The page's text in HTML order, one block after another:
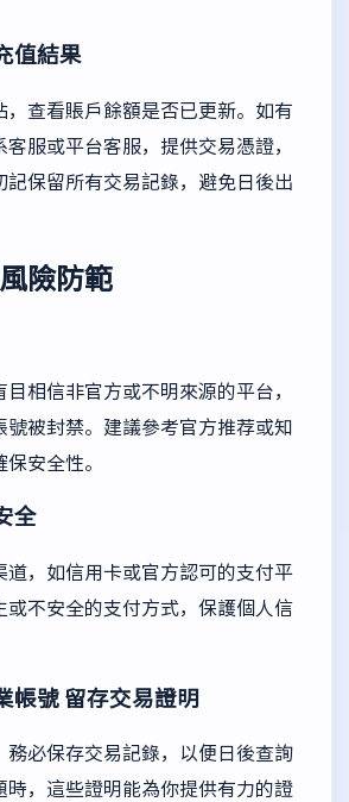
值結果
，查看賬戶餘額是否已更新。如有
服或平台客服，提供交易憑證，
記保留所有交易記錄，避免日後出
險防範
相信非官方或不明來源的平台，
號被封禁。建議參考官方推荐或知
安全性。
全
道，如信用卡或官方認可的支付平
或不安全的支付方式，保護個人信
帳號 留存交易證明
務必保存交易記錄，以便日後查詢
時，這些證明能為你提供有力的證